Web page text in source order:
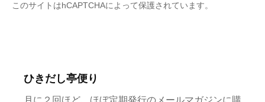
このサイトはhCAPTCHAによって保護されています。
ひきだし亭便り
月に２回ほど、ほぼ定期発行のメールマガジンに購